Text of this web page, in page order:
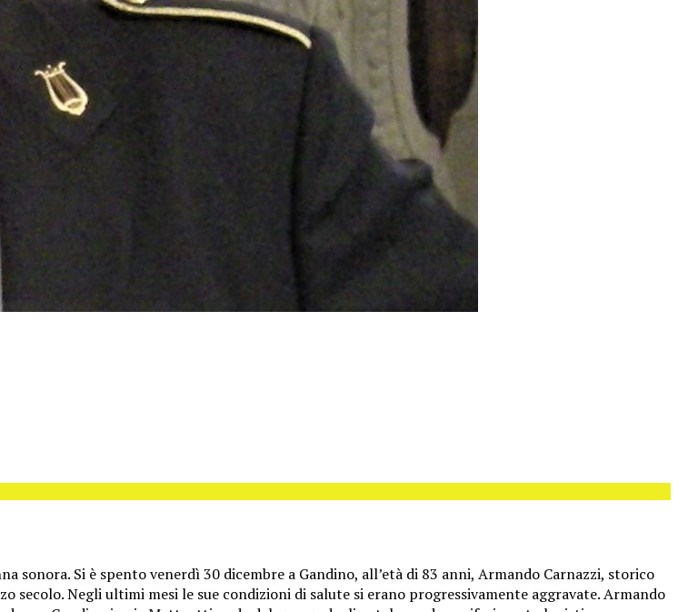
sonora. Si è spento venerdì 30 dicembre a Gandino, all’età di 83 anni, Armando Carnazzi, storico
secolo. Negli ultimi mesi le sue condizioni di salute si erano progressivamente aggravate. Armando